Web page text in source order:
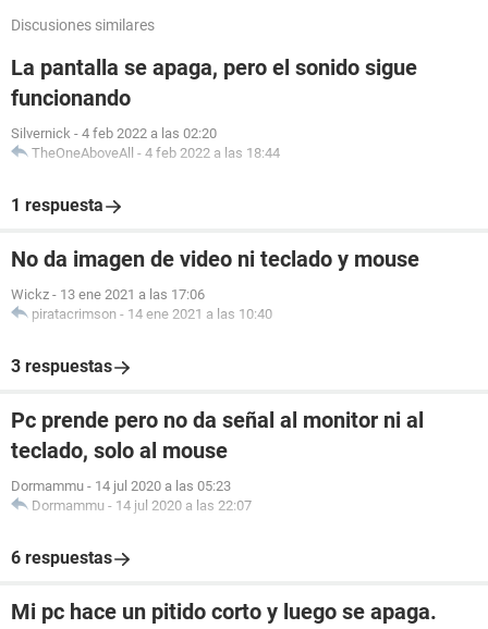
Discusiones similares
La pantalla se apaga, pero el sonido sigue
funcionando
Silvernick - 4 feb 2022 a las 02:20
TheOneAboveAll - 4 feb 2022 a las 18:44
1 respuesta
No da imagen de video ni teclado y mouse
Wickz - 13 ene 2021 a las 17:06
piratacrimson - 14 ene 2021 a las 10:40
3 respuestas
Pc prende pero no da señal al monitor ni al
teclado, solo al mouse
Dormammu - 14 jul 2020 a las 05:23
Dormammu - 14 jul 2020 a las 22:07
6 respuestas
Mi pc hace un pitido corto y luego se apaga.